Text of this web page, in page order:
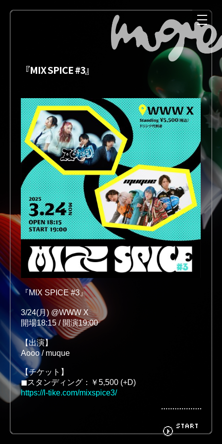
NEWS MEDIA
LIVE DISCOGRAPHY
BIOGRAPHY GOODS
FANCLUB
START
『MIX SPICE #3』
『MIX SPICE #3』
3/24(月) @WWW X
開場18:15 / 開演19:00
【出演】
Aooo / muque
【チケット】
◼︎スタンディング：￥5,500 (+D)
https://l-tike.com/mixspice3/